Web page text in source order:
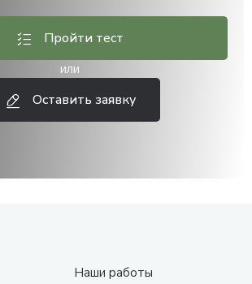
Пройти тест
или
Оставить заявку
Наши работы